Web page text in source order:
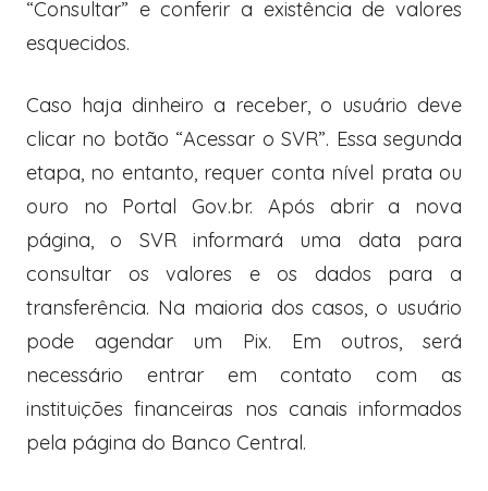
“Consultar” e conferir a existência de valores
esquecidos.
Caso haja dinheiro a receber, o usuário deve
clicar no botão “Acessar o SVR”. Essa segunda
etapa, no entanto, requer conta nível prata ou
ouro no Portal Gov.br. Após abrir a nova
página, o SVR informará uma data para
consultar os valores e os dados para a
transferência. Na maioria dos casos, o usuário
pode agendar um Pix. Em outros, será
necessário entrar em contato com as
instituições financeiras nos canais informados
pela página do Banco Central.